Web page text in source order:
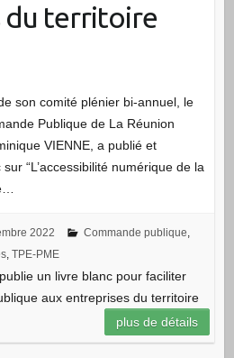
du territoire
son comité plénier bi-annuel, le
Publique de La Réunion
VIENNE, a publié et
“L’accessibilité numérique de la
2022 Commande publique,
, TPE-PME
un livre blanc pour faciliter
aux entreprises du territoire
plus de détails